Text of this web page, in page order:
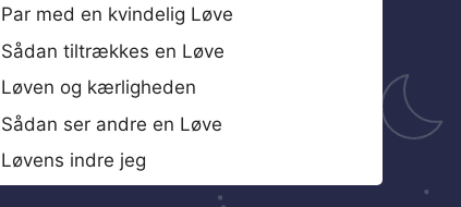
Par med en kvindelig Løve
Sådan tiltrækkes en Løve
Løven og kærligheden
Sådan ser andre en Løve
Løvens indre jeg